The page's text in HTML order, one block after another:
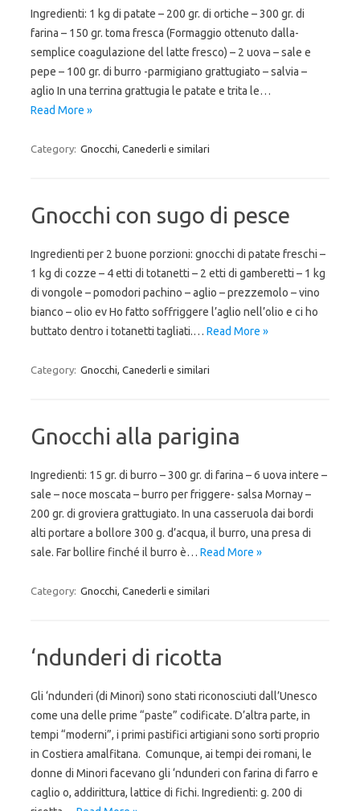
Ingredienti: 1 kg di patate – 200 gr. di ortiche – 300 gr. di
farina – 150 gr. toma fresca (Formaggio ottenuto dalla-
semplice coagulazione del latte fresco) – 2 uova – sale e
pepe – 100 gr. di burro -parmigiano grattugiato – salvia –
aglio In una terrina grattugia le patate e trita le…
Read More »
Category: Gnocchi, Canederli e similari
Gnocchi con sugo di pesce
Ingredienti per 2 buone porzioni: gnocchi di patate freschi –
1 kg di cozze – 4 etti di totanetti – 2 etti di gamberetti – 1 kg
di vongole – pomodori pachino – aglio – prezzemolo – vino
bianco – olio ev Ho fatto soffriggere l’aglio nell’olio e ci ho
buttato dentro i totanetti tagliati.… Read More »
Category: Gnocchi, Canederli e similari
Gnocchi alla parigina
Ingredienti: 15 gr. di burro – 300 gr. di farina – 6 uova intere –
sale – noce moscata – burro per friggere- salsa Mornay –
200 gr. di groviera grattugiato. In una casseruola dai bordi
alti portare a bollore 300 g. d’acqua, il burro, una presa di
sale. Far bollire finché il burro è… Read More »
Category: Gnocchi, Canederli e similari
‘ndunderi di ricotta
Gli ‘ndunderi (di Minori) sono stati riconosciuti dall’Unesco
come una delle prime “paste” codificate. D’altra parte, in
tempi “moderni”, i primi pastifici artigiani sono sorti proprio
in Costiera amalfitana. Comunque, ai tempi dei romani, le
donne di Minori facevano gli ‘ndunderi con farina di farro e
caglio o, addirittura, lattice di fichi. Ingredienti: g. 200 di